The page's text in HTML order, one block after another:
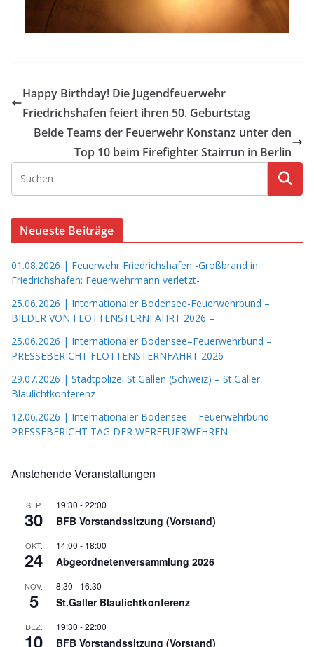
Happy Birthday! Die Jugendfeuerwehr
Friedrichshafen feiert ihren 50. Geburtstag
Beide Teams der Feuerwehr Konstanz unter den
Top 10 beim Firefighter Stairrun in Berlin
Neueste Beiträge
01.08.2026 | Feuerwehr Friedrichshafen -Großbrand in
Friedrichshafen: Feuerwehrmann verletzt-
25.06.2026 | Internationaler Bodensee-Feuerwehrbund –
BILDER VON FLOTTENSTERNFAHRT 2026 –
25.06.2026 | Internationaler Bodensee–Feuerwehrbund –
PRESSEBERICHT FLOTTENSTERNFAHRT 2026 –
29.07.2026 | Stadtpolizei St.Gallen (Schweiz) – St.Galler
Blaulichtkonferenz –
12.06.2026 | Internationaler Bodensee – Feuerwehrbund –
PRESSEBERICHT TAG DER WERFEUERWEHREN –
Anstehende Veranstaltungen
SEP.
30
19:30 -22:00
BFB Vorstandssitzung (Vorstand)
OKT.
24
14:00 - 18:00
Abgeordnetenversammlung 2026
NOV.
5
8:30 - 16:30
St.Galler Blaulichtkonferenz
DEZ.
10
19:30 -22:00
BFB Vorstandssitzung (Vorstand)